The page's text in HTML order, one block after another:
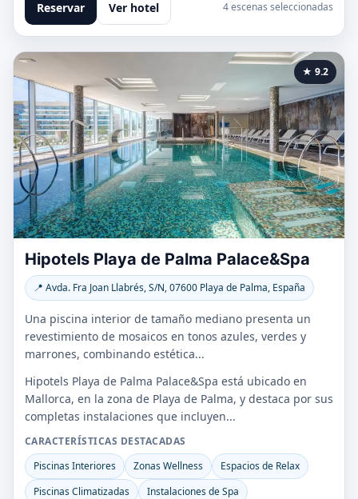
Reservar Ver hotel 4 escenas seleccionadas
★ 9.2
Hipotels Playa de Palma Palace&Spa
📍 Avda. Fra Joan Llabrés, S/N, 07600 Playa de Palma, España
Una piscina interior de tamaño mediano presenta un
revestimiento de mosaicos en tonos azules, verdes y
marrones, combinando estética...
Hipotels Playa de Palma Palace&Spa está ubicado en
Mallorca, en la zona de Playa de Palma, y destaca por sus
completas instalaciones que incluyen...
CARACTERÍSTICAS DESTACADAS
Piscinas Interiores
Zonas Wellness
Espacios de Relax
Piscinas Climatizadas
Instalaciones de Spa